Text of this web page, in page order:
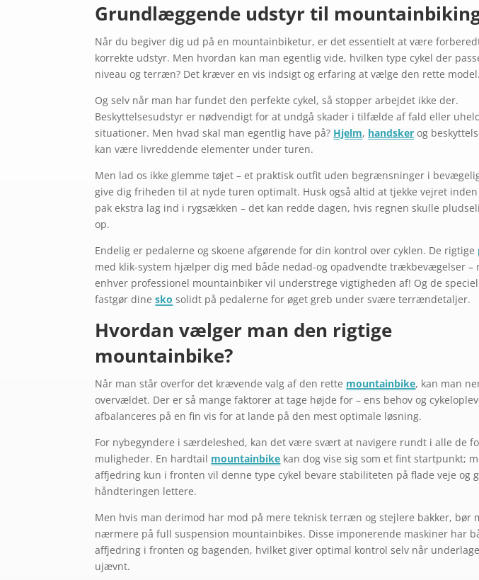
Grundlæggende udstyr til
Når du begiver dig ud på en mountainbiketur, er det essentielt at være
korrekte udstyr. Men hvordan kan man egentlig vide, hvilken type cykel der
niveau og terræn? Det kræver en vis indsigt og erfaring at vælge den rette model.
Og selv når man har fundet den perfekte cykel, så stopper arbejdet ikke der.
Beskyttelsesudstyr er nødvendigt for at undgå skader i tilfælde af fald eller
situationer. Men hvad skal man egentlig have på? Hjelm, handsker og
kan være livreddende elementer under turen.
Men lad os ikke glemme tøjet – et praktisk outfit uden begrænsninger i
give dig friheden til at nyde turen optimalt. Husk også altid at tjekke vejret
pak ekstra lag ind i rygsækken – det kan redde dagen, hvis regnen skulle
op.
Endelig er pedalerne og skoene afgørende for din kontrol over cyklen. De rigtige
med klik-system hjælper dig med både nedad-og opadvendte trækbevægelser –
enhver professionel mountainbiker vil understrege vigtigheden af! Og de
fastgør dinesko solidt på pedalerne for øget greb under svære terrændetaljer.
Hvordan vælger man den rigtige
mountainbike?
Når man står overfor det krævende valg af den rette mountainbike, kan man
overvældet. Der er så mange faktorer at tage højde for – ens behov og
afbalanceres på en fin vis for at lande på den mest optimale løsning.
For nybegyndere i særdeleshed, kan det være svært at navigere rundt i alle de
muligheder. En hardtail mountainbike kan dog vise sig som et fint startpunkt;
affjedring kun i fronten vil denne type cykel bevare stabiliteten på flade veje og
håndteringen lettere.
Men hvis man derimod har mod på mere teknisk terræn og stejlere bakker, bør
nærmere på full suspension mountainbikes. Disse imponerende maskiner har
affjedring i fronten og bagenden, hvilket giver optimal kontrol selv når
ujævnt.